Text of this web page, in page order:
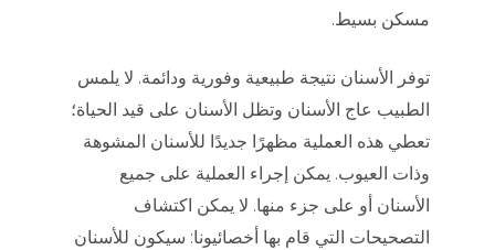
مسكن بسيط.
توفر الأسنان نتيجة طبيعية وفورية ودائمة. لا يلمس
الطبيب عاج الأسنان وتظل الأسنان على قيد الحياة؛
تعطي هذه العملية مظهرًا جديدًا للأسنان المشوهة
وذات العيوب. يمكن إجراء العملية على جميع
الأسنان أو على جزء منها. لا يمكن اكتشاف
التصحيحات التي قام بها أخصائيونا: سيكون للأسنان